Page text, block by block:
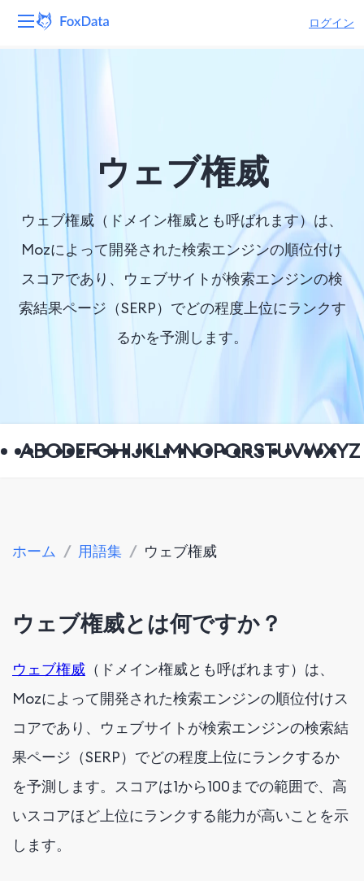
ログイン
プラットフォーム
ソリューション
リソース
会社
ウェブ権威
ウェブ権威（ドメイン権威とも呼ばれます）は、
Mozによって開発された検索エンジンの順位付け
スコアであり、ウェブサイトが検索エンジンの検
索結果ページ（SERP）でどの程度上位にランクす
るかを予測します。
ABCDEFGHIJKLMNOPQRSTUVWXYZ
ホーム / 用語集 / ウェブ権威
ウェブ権威とは何ですか？
ウェブ権威 （ドメイン権威とも呼ばれます）は、
Mozによって開発された検索エンジンの順位付けス
コアであり、ウェブサイトが検索エンジンの検索結
果ページ（SERP）でどの程度上位にランクするか
を予測します。スコアは1から100までの範囲で、高
いスコアほど上位にランクする能力が高いことを示
します。